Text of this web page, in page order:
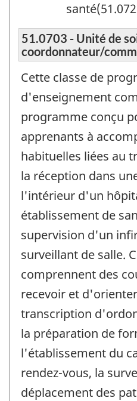
51.0703 - Unité de
coordonnateur/
Cette classe de
d'enseignement
programme conçu
apprenants à
habituelles liées au
la réception dans
l'intérieur d'un
établissement de
supervision d'un
surveillant de salle.
comprennent des
recevoir et
transcription
la préparation de
l'établissement du
rendez-vous, la
déplacement des